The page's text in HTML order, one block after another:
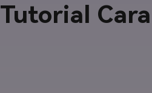
Tutorial